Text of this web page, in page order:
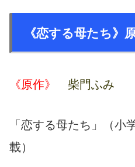
《恋する母たち》
《原作》 柴門ふみ
「恋する母たち」
（小
載）